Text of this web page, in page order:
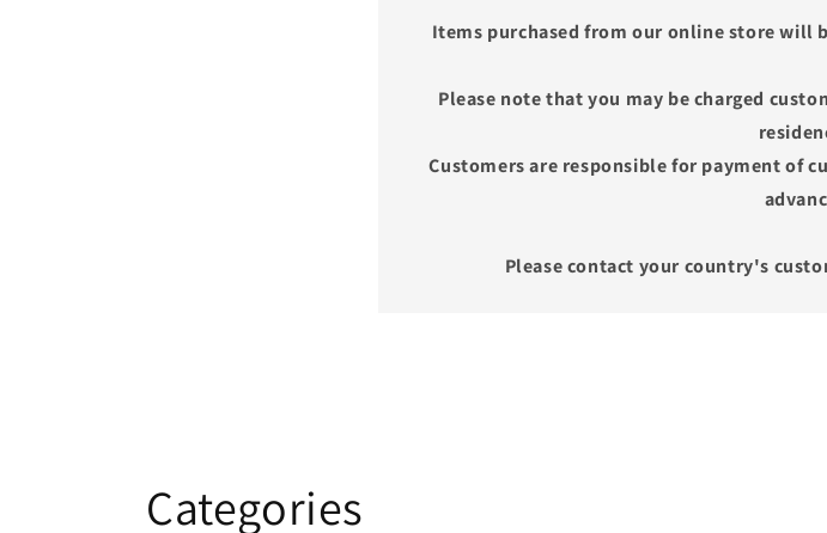
Items purchased from our online store will
Please note that you may be charged
Customers are responsible for payment of
Please contact your country's
Categories